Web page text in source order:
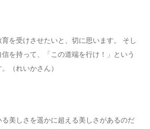
を受けさせたいと、切に思います。 そし
を持って、「この道端を行け！」という
（れいかさん）
美しさを遥かに超える美しさがあるのだ